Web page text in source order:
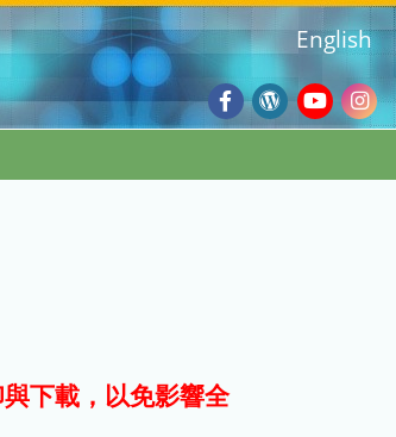
Facebook
Wordpress
Blog
English
下載，以免影響全